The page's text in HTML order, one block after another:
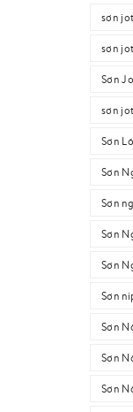
sơn
sơn
Sơn
sơn
Sơn
Sơn
Sơn
Sơn
Sơn
Sơn
Sơn
Sơn
Sơn